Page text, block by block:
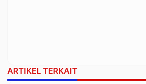
ARTIKEL TERKAIT